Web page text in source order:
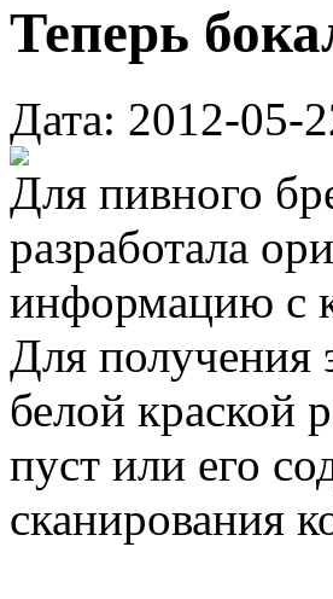
Теперь
Дата: 2012-05-
Для пивного
разработала
информацию с
Для получения
белой краской
пуст или его
сканирования